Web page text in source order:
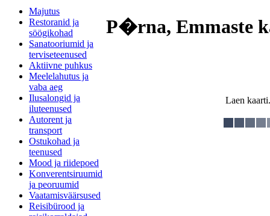
Majutus
Restoranid ja
söögikohad
Sanatooriumid ja
terviseteenused
Aktiivne puhkus
Meelelahutus ja
vaba aeg
Ilusalongid ja
iluteenused
Autorent ja
transport
Ostukohad ja
teenused
Mood ja riidepoed
Konverentsiruumid
ja peoruumid
Vaatamisväärsused
Reisibürood ja
P�rna, Emmaste
Laen